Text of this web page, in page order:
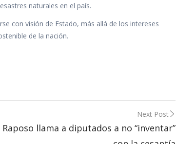
naturales en el país.
con visión de Estado, más allá de los intereses
de la nación.
Next Post
Raposo llama a diputados a no “inventar”